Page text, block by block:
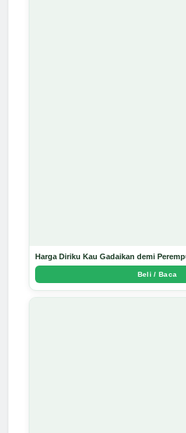
Harga Diriku Kau Gadaikan demi
Beli / Baca